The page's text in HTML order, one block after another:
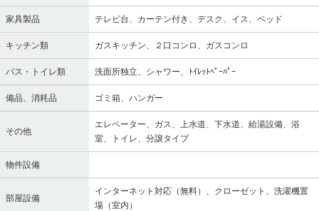
家具製品 テレビ台、カーテン付き、デスク、イス、ベッド
キッチン類 ガスキッチン、２口コンロ、ガスコンロ
バス・トイレ類 洗面所独立、シャワー、ﾄｲﾚｯﾄﾍﾟｰﾊﾟｰ
備品、消耗品 ゴミ箱、ハンガー
その他
エレベーター、ガス、上水道、下水道、給湯設備、浴
室、トイレ、分譲タイプ
物件設備
部屋設備
インターネット対応（無料）、クローゼット、洗濯機置
場（室内）